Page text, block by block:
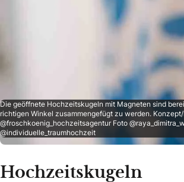
Die geöffnete Hochzeitskugeln mit Magneten sind
richtigen Winkel zusammengefügt zu werden.
@froschkoenig_hochzeitsagentur Foto
@individuelle_traumhochzeit
Hochzeitskugeln